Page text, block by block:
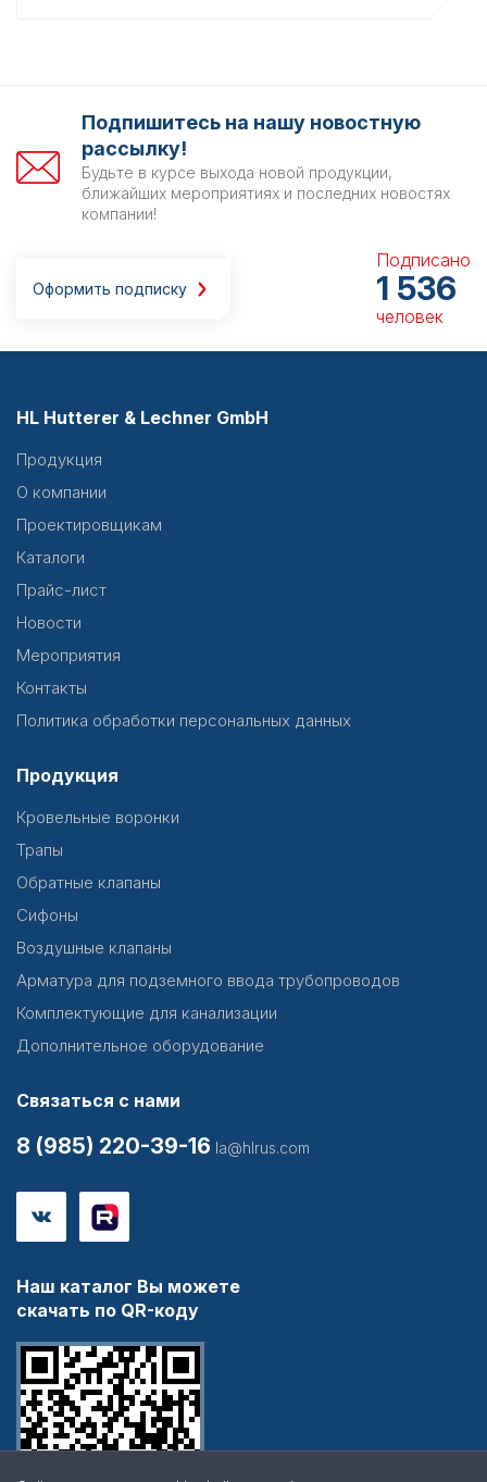
Подпишитесь на нашу новостную
рассылку!
Будьте в курсе выхода новой продукции,
ближайших мероприятиях и последних новостях
компании!
Оформить подписку
Подписано
1 536
человек
HL Hutterer & Lechner GmbH
Продукция
О компании
Проектировщикам
Каталоги
Прайс-лист
Новости
Мероприятия
Контакты
Политика обработки персональных данных
Продукция
Кровельные воронки
Трапы
Обратные клапаны
Сифоны
Воздушные клапаны
Арматура для подземного ввода трубопроводов
Комплектующие для канализации
Дополнительное оборудование
Связаться с нами
8 (985) 220-39-16 la@hlrus.com
Наш каталог Вы можете
скачать по QR-коду